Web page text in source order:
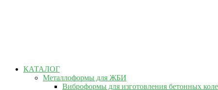
КАТАЛОГ
Металлоформы для ЖБИ
Виброформы для изготовления бетонных